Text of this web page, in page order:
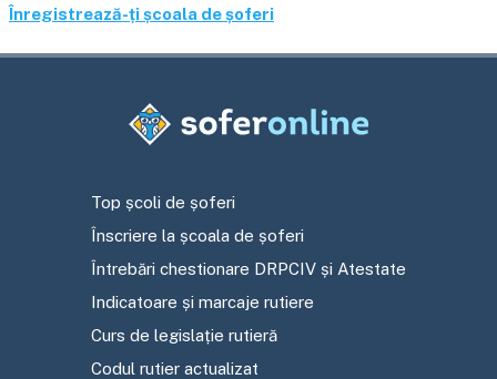
Înregistrează-ți școala de șoferi
Top școli de șoferi
Înscriere la școala de șoferi
Întrebări chestionare DRPCIV și Atestate
Indicatoare și marcaje rutiere
Curs de legislație rutieră
Codul rutier actualizat